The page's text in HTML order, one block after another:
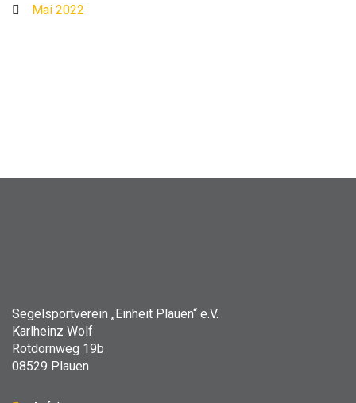
Mai 2022
Segelsportverein „Einheit Plauen“ e.V.
Karlheinz Wolf
Rotdornweg 19b
08529 Plauen